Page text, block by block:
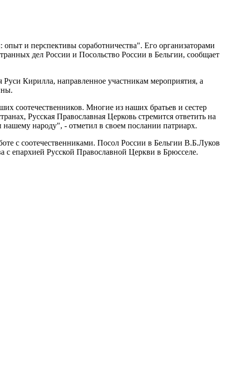
и перспективы соработничества". Его организаторами
дел России и Посольство России в Бельгии, сообщает
Кирилла, направленное участникам мероприятия, а
соотечественников. Многие из наших братьев и сестер
Русская Православная Церковь стремится ответить на
народу", - отметил в своем послании патриарх.
с соотечественниками. Посол России в Бельгии В.Б.Луков
с епархией Русской Православной Церкви в Брюсселе.